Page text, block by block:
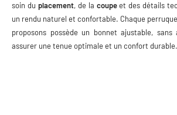
soin du placement, de la coupeet des détails
un rendu naturel et confortable. Chaque
proposons possède un bonnet ajustable,
assurer une tenue optimale et un confort durable.